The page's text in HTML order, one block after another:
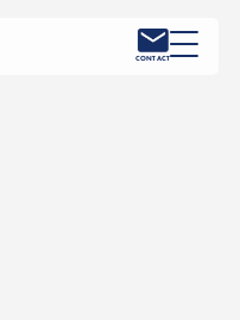
CONTACT